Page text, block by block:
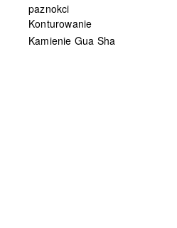
paznokci
Konturowanie
Kamienie Gua Sha